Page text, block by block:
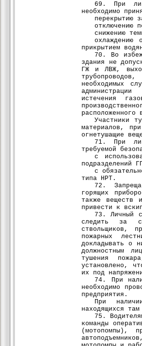
69. При
необходимо
перекрытию
отключению
снижению
охлаждению
прикрытием
70. Во
здания не
ГЖ и ЛВЖ,
необходимых
истечения
расположенного
Участники
материалов,
огнетушащие
71. При
требуемой
с
подразделений
с
типа НРТ.
72.
горящих
также веществ
привести к
73. Личный
следить за
ствольщиков,
пожарных
докладывать о
должностным
тушения
установлено,
их под
74. При
необходимо
предприятия.
При
находящихся
75.
команды
(мотопомпы),